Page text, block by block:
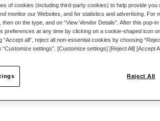
EIN KONTO
of cookies (including third-party cookies) to help provide
monitor our Websites, and for statistics and advertising. For
then on the type, and on “View Vendor Details”. After this pop-
preferences at any time by clicking on a cookie-shaped icon
“Accept all”, reject all non-essential cookies by choosing
settings”. [Customize settings] [Reject All] [Accept
Reject All